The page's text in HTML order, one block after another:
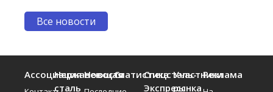
Все новости
АссоциацияНержавеющая
сталь
НовостиСтатистикаСпецсталь-
Экспресс
Участники
рынка
Реклама